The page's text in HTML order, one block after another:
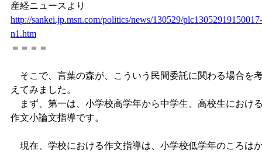
産経ニュースより
http://sankei.jp.msn.com/politics/news/130529/plc13052919150017-
n1.htm
＝＝＝＝
そこで、言葉の森が、こういう民間委託に関わる場合を
えてみました。
まず、第一は、小学校高学年から中学生、高校生におけ
作文小論文指導です。
現在、学校における作文指導は、小学校低学年のころは